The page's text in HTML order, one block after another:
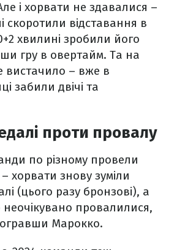
і хорвати не здавалися –
скоротили відставання в
хвилині зробили його
гру в овертайм. Та на
вистачило – вже в
забили двічі та
проти провалу
по різному провели
– хорвати знову зуміли
(цього разу бронзові), а
неочікувано провалилися,
Марокко.